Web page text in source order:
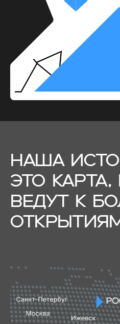
НАША
ЭТО КАРТА,
ВЕДУТ К